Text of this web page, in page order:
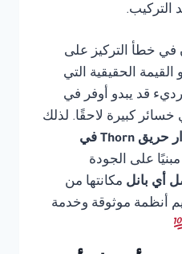
التركيب.
في خطأ التركيز على
الحقيقية التي
قد يبدو أوفر في
خسائر كبيرة لاحقًا. لذلك
صيانة نظام انذار حريق Thorn في
على الجودة
أي بانل مكانتها من
أنظمة موثوقة وخدمة